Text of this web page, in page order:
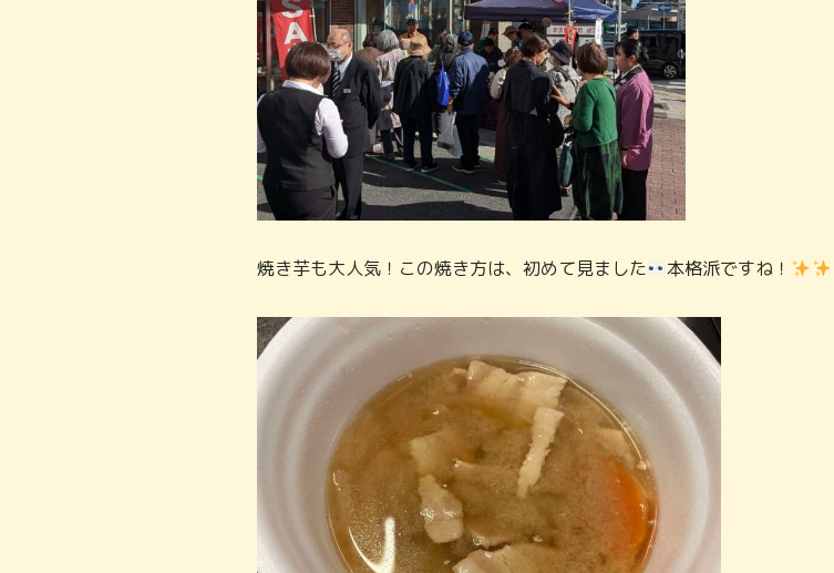
焼き芋も大人気！この焼き方は、初めて見ました 本格派ですね！